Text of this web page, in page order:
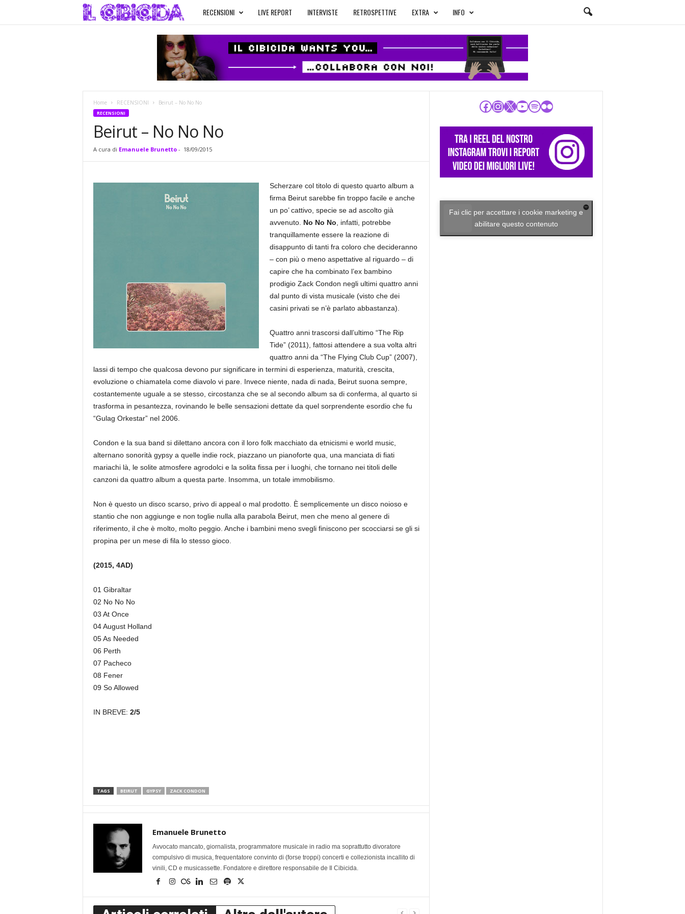
l
C
i
i
RECENSIONI LIVE REPORT INTERVISTE RETROSPETTIVE EXTRA INFO
Home RECENSIONI Beirut – No No No
RECENSIONI
Beirut – No No No
A cura di Emanuele Brunetto- 18/09/2015
Scherzare col titolo di questo quarto album a
firma Beirut sarebbe fin troppo facile e anche
un po’ cattivo, specie se ad ascolto già
avvenuto. No No No , infatti, potrebbe
tranquillamente essere la reazione di
disappunto di tanti fra coloro che decideranno
– con più o meno aspettative al riguardo – di
capire che ha combinato l’ex bambino
prodigio Zack Condon negli ultimi quattro anni
dal punto di vista musicale (visto che dei
casini privati se n’è parlato abbastanza).
Quattro anni trascorsi dall’ultimo “The Rip
Tide” (2011), fattosi attendere a sua volta altri
quattro anni da “The Flying Club Cup” (2007),
lassi di tempo che qualcosa devono pur significare in termini di esperienza, maturità, crescita,
evoluzione o chiamatela come diavolo vi pare. Invece niente, nada di nada, Beirut suona sempre,
costantemente uguale a se stesso, circostanza che se al secondo album sa di conferma, al quarto si
trasforma in pesantezza, rovinando le belle sensazioni dettate da quel sorprendente esordio che fu
“Gulag Orkestar” nel 2006.
Condon e la sua band si dilettano ancora con il loro folk macchiato da etnicismi e world music,
alternano sonorità gypsy a quelle indie rock, piazzano un pianoforte qua, una manciata di fiati
mariachi là, le solite atmosfere agrodolci e la solita fissa per i luoghi, che tornano nei titoli delle
canzoni da quattro album a questa parte. Insomma, un totale immobilismo.
Non è questo un disco scarso, privo di appeal o mal prodotto. È semplicemente un disco noioso e
stantio che non aggiunge e non toglie nulla alla parabola Beirut, men che meno al genere di
riferimento, il che è molto, molto peggio. Anche i bambini meno svegli finiscono per scocciarsi se gli si
propina per un mese di fila lo stesso gioco.
(2015, 4AD)
01 Gibraltar
02 No No No
03 At Once
04 August Holland
05 As Needed
06 Perth
07 Pacheco
08 Fener
09 So Allowed
IN BREVE: 2/5
TAGS BEIRUT GYPSY ZACK CONDON
Emanuele Brunetto
Avvocato mancato, giornalista, programmatore musicale in radio ma soprattutto divoratore
compulsivo di musica, frequentatore convinto di (forse troppi) concerti e collezionista incallito di
vinili, CD e musicassette. Fondatore e direttore responsabile de Il Cibicida.
Facebook
Instagram
X YouTube
Spotify
Flickr
Fai clic per accettare i cookie marketing e
abilitare questo contenuto